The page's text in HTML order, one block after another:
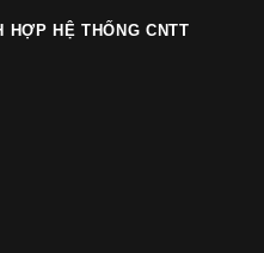
HỢP HỆ THỐNG CNTT